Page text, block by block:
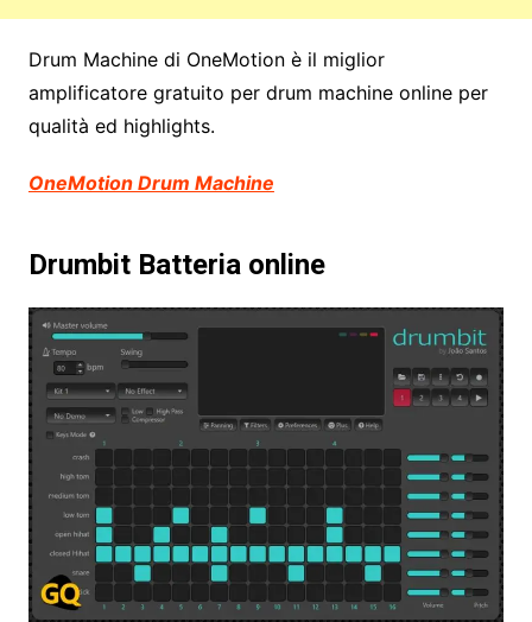
Drum Machine di OneMotion è il miglior
amplificatore gratuito per drum machine online per
qualità ed highlights.
OneMotion Drum Machine
Drumbit Batteria online